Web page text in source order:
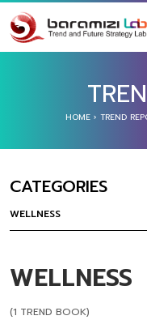
HOME› TREND
CATEGORIES
WELLNESS
WELLNESS
(1 TREND BOOK)